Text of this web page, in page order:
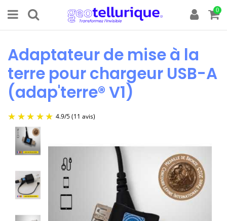
0
Adaptateur de mise à la
terre pour chargeur USB-A
(adap'terre® V1)